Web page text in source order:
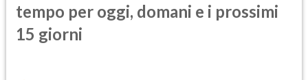
tempo per oggi, domani e i prossimi
15 giorni